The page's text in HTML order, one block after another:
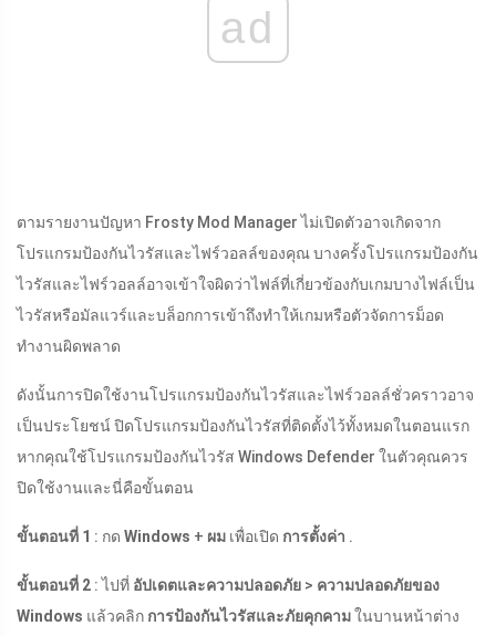
ad
ตามรายงานปัญหา Frosty Mod Manager ไม่เปิดตัวอาจเกิดจาก
โปรแกรมป้องกันไวรัสและไฟร์วอลล์ของคุณ บางครั้งโปรแกรมป้องกัน
ไวรัสและไฟร์วอลล์อาจเข้าใจผิดว่าไฟล์ที่เกี่ยวข้องกับเกมบางไฟล์เป็น
ไวรัสหรือมัลแวร์และบล็อกการเข้าถึงทำให้เกมหรือตัวจัดการม็อด
ทำงานผิดพลาด
ดังนั้นการปิดใช้งานโปรแกรมป้องกันไวรัสและไฟร์วอลล์ชั่วคราวอาจ
เป็นประโยชน์ ปิดโปรแกรมป้องกันไวรัสที่ติดตั้งไว้ทั้งหมดในตอนแรก
หากคุณใช้โปรแกรมป้องกันไวรัส Windows Defender ในตัวคุณควร
ปิดใช้งานและนี่คือขั้นตอน
ขั้นตอนที่ 1 : กด Windows + ผม เพื่อเปิด การตั้งค่า .
ขั้นตอนที่ 2 : ไปที่ อัปเดตและความปลอดภัย > ความปลอดภัยของ
Windows แล้วคลิก การป้องกันไวรัสและภัยคุกคามในบานหน้าต่าง